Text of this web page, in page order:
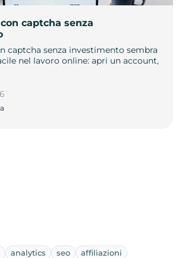
captcha senza
captcha senza investimento sembra
nel lavoro online: apri un account,
analytics seo affiliazioni